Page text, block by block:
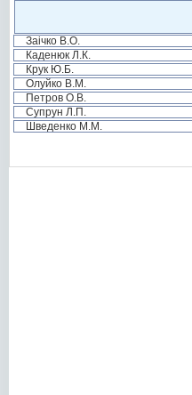
Заічко В.О.
Каденюк Л.К.
Крук Ю.Б.
Олуйко В.М.
Петров О.В.
Супрун Л.П.
Шведенко М.М.